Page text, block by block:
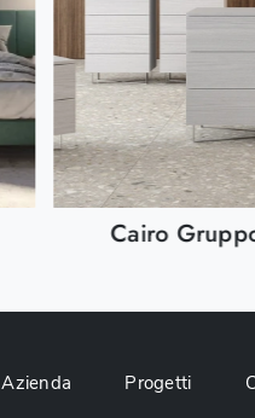
Cairo
Azienda Progetti